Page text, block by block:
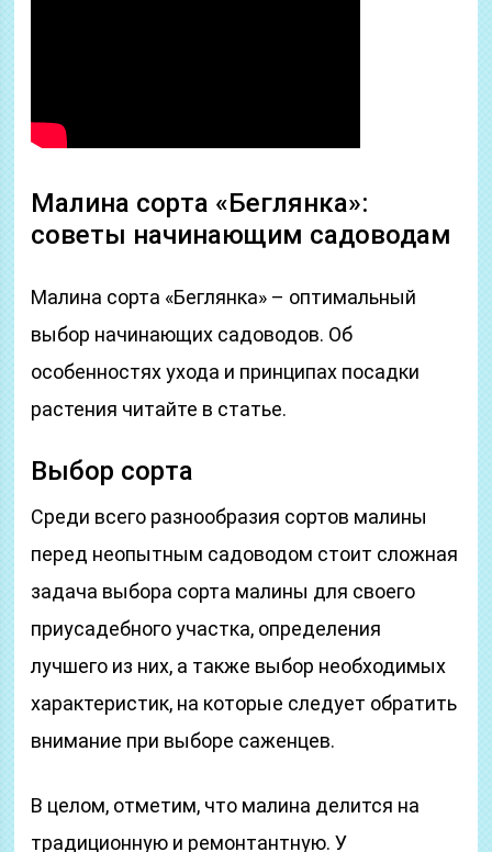
Малина сорта «Беглянка»:
советы начинающим садоводам
Малина сорта «Беглянка» – оптимальный
выбор начинающих садоводов. Об
особенностях ухода и принципах посадки
растения читайте в статье.
Выбор сорта
Среди всего разнообразия сортов малины
перед неопытным садоводом стоит сложная
задача выбора сорта малины для своего
приусадебного участка, определения
лучшего из них, а также выбор необходимых
характеристик, на которые следует обратить
внимание при выборе саженцев.
В целом, отметим, что малина делится на
традиционную и ремонтантную. У